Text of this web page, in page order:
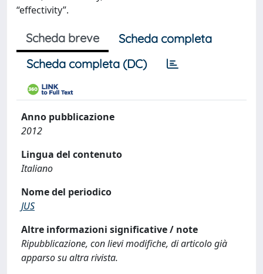
“effectivity”.
Scheda breve
Scheda completa
Scheda completa (DC)
Anno pubblicazione
2012
Lingua del contenuto
Italiano
Nome del periodico
JUS
Altre informazioni significative / note
Ripubblicazione, con lievi modifiche, di articolo già
apparso su altra rivista.